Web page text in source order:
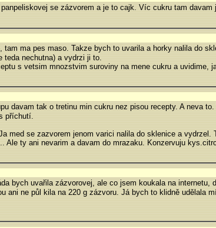
se zázvorem a je to cajk. Víc cukru tam
tam ma pes maso. Takze bych to uvarila a horky nalila do
nechutna) a vydrzi ji to.
s vetsim mnozstvim suroviny na mene cukru a uvidime,
davam tak o tretinu min cukru nez pisou recepty. A neva
příchutí.
med se zazvorem jenom varici nalila do sklenice a
Ale ty ani nevarim a davam do mrazaku. Konzervuju
bych uvařila zázvorovej, ale co jsem koukala na
ani ne půl kila na 220 g zázvoru. Já bych to klidně udělala